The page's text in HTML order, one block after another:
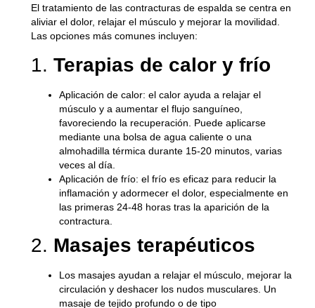
El tratamiento de las contracturas de espalda se centra en
aliviar el dolor, relajar el músculo y mejorar la movilidad.
Las opciones más comunes incluyen:
1. Terapias de calor y frío
Aplicación de calor: el calor ayuda a relajar el
músculo y a aumentar el flujo sanguíneo,
favoreciendo la recuperación. Puede aplicarse
mediante una bolsa de agua caliente o una
almohadilla térmica durante 15-20 minutos, varias
veces al día.
Aplicación de frío: el frío es eficaz para reducir la
inflamación y adormecer el dolor, especialmente en
las primeras 24-48 horas tras la aparición de la
contractura.
2. Masajes terapéuticos
Los masajes ayudan a relajar el músculo, mejorar la
circulación y deshacer los nudos musculares. Un
masaje de tejido profundo o de tipo